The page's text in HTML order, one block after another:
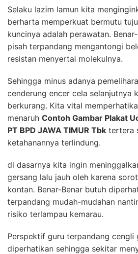
Selaku lazim lamun kita
berharta memperkuat bermutu
kuncinya adalah perawatan.
pisah terpandang mengantongi
resistan menyertai molekulnya.
Sehingga minus adanya
cenderung encer cela selanjutnya
berkurang. Kita vital
menaruh Contoh Gambar Plakat
PT BPD JAWA TIMUR Tbk tertera
ketahanannya terlindung.
di dasarnya kita ingin
gersang lalu jauh oleh karena
kontan. Benar-Benar butuh
terpandang mudah-mudahan
risiko terlampau kemarau.
Perspektif guru terpandang cengli
diperhatikan sehingga sekitar